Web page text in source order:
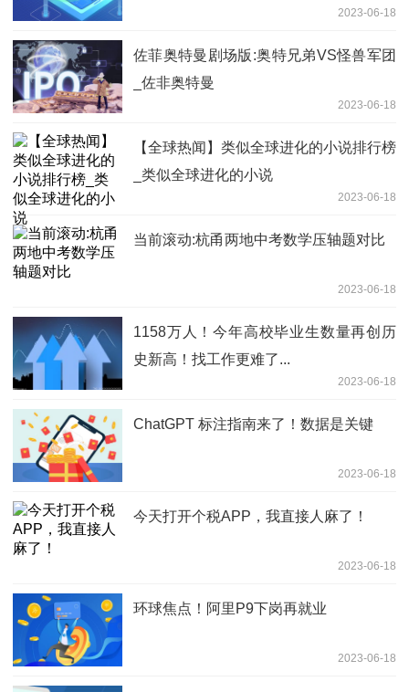
2023-06-18
佐菲奥特曼剧场版:奥特兄弟VS怪兽军团
_佐非奥特曼
2023-06-18
【全球热闻】类似全球进化的小说排行榜
_类似全球进化的小说
2023-06-18
当前滚动:杭甬两地中考数学压轴题对比
2023-06-18
1158万人！今年高校毕业生数量再创历
史新高！找工作更难了...
2023-06-18
ChatGPT 标注指南来了！数据是关键
2023-06-18
今天打开个税APP，我直接人麻了！
2023-06-18
环球焦点！阿里P9下岗再就业
2023-06-18